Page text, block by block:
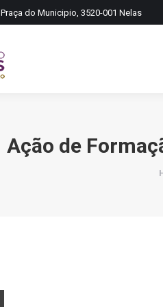
Praça do Municipio, 3520-001 Nelas
Ação de